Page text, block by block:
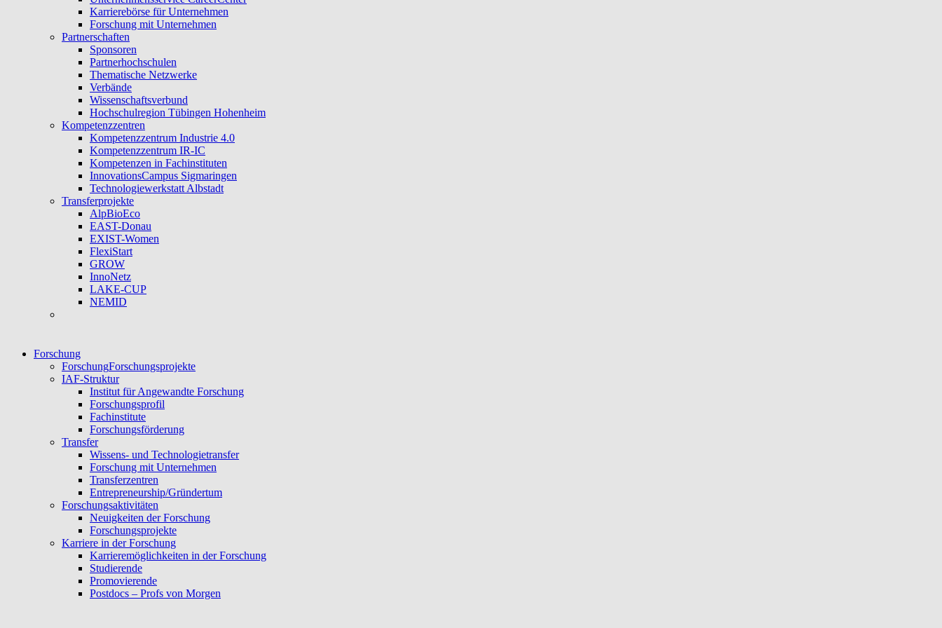
Karrierebörse für Unternehmen
Forschung mit Unternehmen
Partnerschaften
Sponsoren
Partnerhochschulen
Thematische Netzwerke
Verbände
Wissenschaftsverbund
Hochschulregion Tübingen Hohenheim
Kompetenzzentren
Kompetenzzentrum Industrie 4.0
Kompetenzzentrum IR-IC
Kompetenzen in Fachinstituten
InnovationsCampus Sigmaringen
Technologiewerkstatt Albstadt
Transferprojekte
AlpBioEco
EAST-Donau
EXIST-Women
FlexiStart
GROW
InnoNetz
LAKE-CUP
NEMID
Forschung
ForschungForschungsprojekte
IAF-Struktur
Institut für Angewandte Forschung
Forschungsprofil
Fachinstitute
Forschungsförderung
Transfer
Wissens- und Technologietransfer
Forschung mit Unternehmen
Transferzentren
Entrepreneurship/Gründertum
Forschungsaktivitäten
Neuigkeiten der Forschung
Forschungsprojekte
Karriere in der Forschung
Karrieremöglichkeiten in der Forschung
Studierende
Promovierende
Postdocs – Profs von Morgen